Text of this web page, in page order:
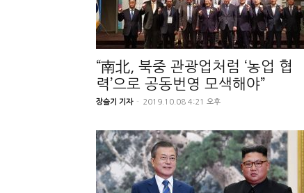
“南北, 북중 관광업처럼 ‘농업 협
력’으로 공동번영 모색해야”
장슬기 기자 - 2019.10.08 4:21 오후